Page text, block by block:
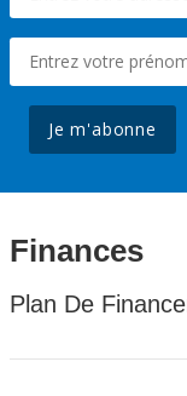
Je m'abonne
Finances
Plan De